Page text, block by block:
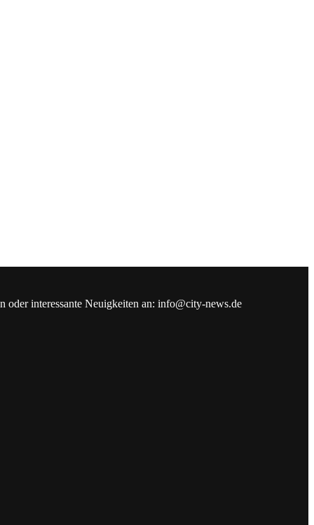
oder interessante Neuigkeiten an: info@city-news.de